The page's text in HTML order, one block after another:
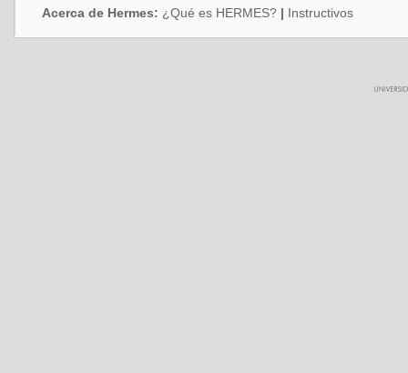
Acerca de Hermes: ¿Qué es HERMES? | Instructivos